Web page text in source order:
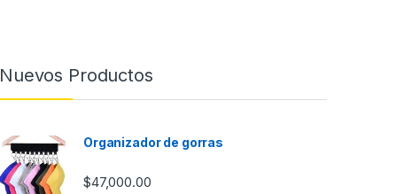
Nuevos Productos
Organizador de gorras
$47,000.00